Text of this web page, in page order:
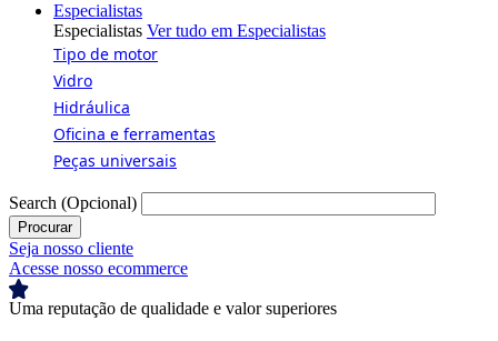
Especialistas
Especialistas Ver tudo em Especialistas
Tipo de motor
Vidro
Hidráulica
Oficina e ferramentas
Peças universais
Search (Opcional)
Seja nosso cliente
Acesse nosso ecommerce
Uma reputação de qualidade e valor superiores